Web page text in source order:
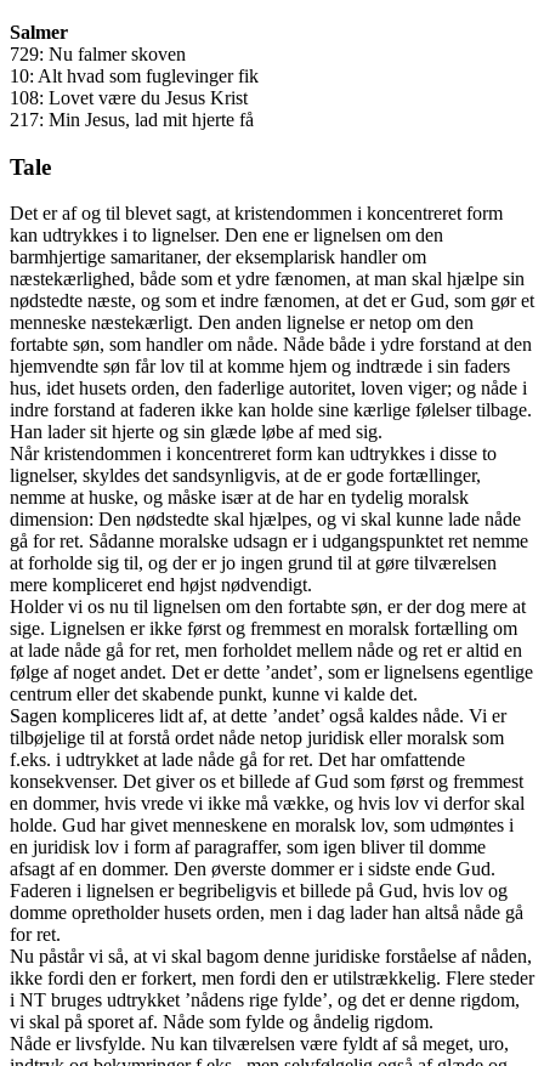
Salmer
729: Nu falmer skoven
10: Alt hvad som fuglevinger fik
108: Lovet være du Jesus Krist
217: Min Jesus, lad mit hjerte få
Tale
Det er af og til blevet sagt, at kristendommen i koncentreret form
kan udtrykkes i to lignelser. Den ene er lignelsen om den
barmhjertige samaritaner, der eksemplarisk handler om
næstekærlighed, både som et ydre fænomen, at man skal hjælpe sin
nødstedte næste, og som et indre fænomen, at det er Gud, som gør et
menneske næstekærligt. Den anden lignelse er netop om den
fortabte søn, som handler om nåde. Nåde både i ydre forstand at den
hjemvendte søn får lov til at komme hjem og indtræde i sin faders
hus, idet husets orden, den faderlige autoritet, loven viger; og nåde i
indre forstand at faderen ikke kan holde sine kærlige følelser tilbage.
Han lader sit hjerte og sin glæde løbe af med sig.
Når kristendommen i koncentreret form kan udtrykkes i disse to
lignelser, skyldes det sandsynligvis, at de er gode fortællinger,
nemme at huske, og måske især at de har en tydelig moralsk
dimension: Den nødstedte skal hjælpes, og vi skal kunne lade nåde
gå for ret. Sådanne moralske udsagn er i udgangspunktet ret nemme
at forholde sig til, og der er jo ingen grund til at gøre tilværelsen
mere kompliceret end højst nødvendigt.
Holder vi os nu til lignelsen om den fortabte søn, er der dog mere at
sige. Lignelsen er ikke først og fremmest en moralsk fortælling om
at lade nåde gå for ret, men forholdet mellem nåde og ret er altid en
følge af noget andet. Det er dette ’andet’, som er lignelsens egentlige
centrum eller det skabende punkt, kunne vi kalde det.
Sagen kompliceres lidt af, at dette ’andet’ også kaldes nåde. Vi er
tilbøjelige til at forstå ordet nåde netop juridisk eller moralsk som
f.eks. i udtrykket at lade nåde gå for ret. Det har omfattende
konsekvenser. Det giver os et billede af Gud som først og fremmest
en dommer, hvis vrede vi ikke må vække, og hvis lov vi derfor skal
holde. Gud har givet menneskene en moralsk lov, som udmøntes i
en juridisk lov i form af paragraffer, som igen bliver til domme
afsagt af en dommer. Den øverste dommer er i sidste ende Gud.
Faderen i lignelsen er begribeligvis et billede på Gud, hvis lov og
domme opretholder husets orden, men i dag lader han altså nåde gå
for ret.
Nu påstår vi så, at vi skal bagom denne juridiske forståelse af nåden,
ikke fordi den er forkert, men fordi den er utilstrækkelig. Flere steder
i NT bruges udtrykket ’nådens rige fylde’, og det er denne rigdom,
vi skal på sporet af. Nåde som fylde og åndelig rigdom.
Nåde er livsfylde. Nu kan tilværelsen være fyldt af så meget, uro,